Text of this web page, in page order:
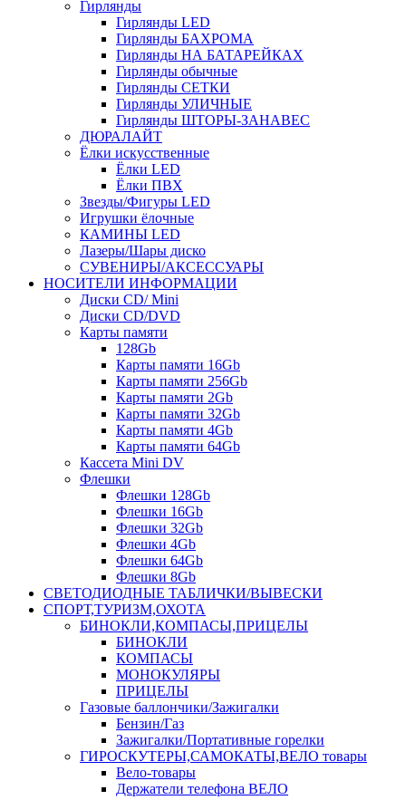
Гирлянды
Гирлянды LED
Гирлянды БАХРОМА
Гирлянды НА БАТАРЕЙКАХ
Гирлянды обычные
Гирлянды СЕТКИ
Гирлянды УЛИЧНЫЕ
Гирлянды ШТОРЫ-ЗАНАВЕС
ДЮРАЛАЙТ
Ёлки искусственные
Ёлки LED
Ёлки ПВХ
Звезды/Фигуры LED
Игрушки ёлочные
КАМИНЫ LED
Лазеры/Шары диско
СУВЕНИРЫ/АКСЕССУАРЫ
НОСИТЕЛИ ИНФОРМАЦИИ
Диски CD/ Mini
Диски CD/DVD
Карты памяти
128Gb
Карты памяти 16Gb
Карты памяти 256Gb
Карты памяти 2Gb
Карты памяти 32Gb
Карты памяти 4Gb
Карты памяти 64Gb
Кассета Mini DV
Флешки
Флешки 128Gb
Флешки 16Gb
Флешки 32Gb
Флешки 4Gb
Флешки 64Gb
Флешки 8Gb
СВЕТОДИОДНЫЕ ТАБЛИЧКИ/ВЫВЕСКИ
СПОРТ,ТУРИЗМ,ОХОТА
БИНОКЛИ,КОМПАСЫ,ПРИЦЕЛЫ
БИНОКЛИ
КОМПАСЫ
МОНОКУЛЯРЫ
ПРИЦЕЛЫ
Газовые баллончики/Зажигалки
Бензин/Газ
Зажигалки/Портативные горелки
ГИРОСКУТЕРЫ,САМОКАТЫ,ВЕЛО товары
Вело-товары
Держатели телефона ВЕЛО